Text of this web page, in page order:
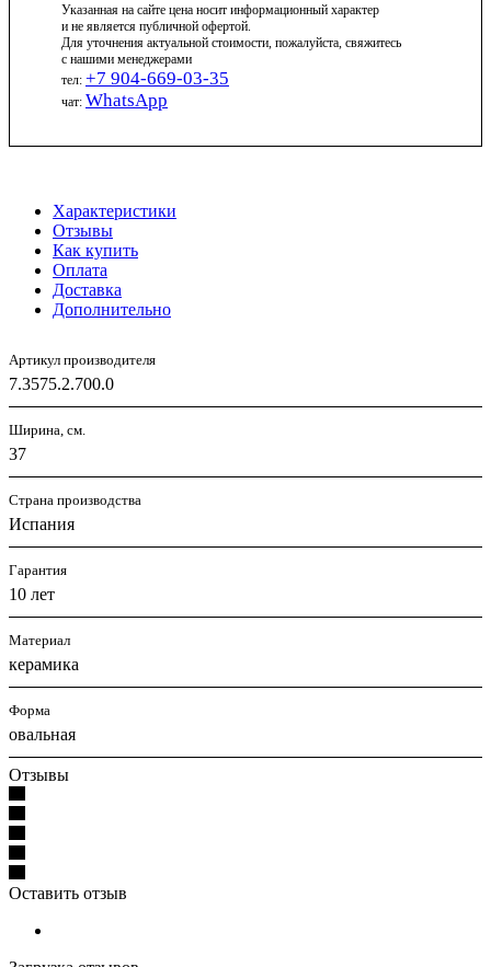
Указанная на сайте цена носит информационный характер
и не является публичной офертой.
Для уточнения актуальной стоимости, пожалуйста, свяжитесь
с нашими менеджерами
тел: +7 904-669-03-35
чат: WhatsApp
Характеристики
Отзывы
Как купить
Оплата
Доставка
Дополнительно
Артикул производителя
7.3575.2.700.0
Ширина, см.
37
Страна производства
Испания
Гарантия
10 лет
Материал
керамика
Форма
овальная
Отзывы
Оставить отзыв